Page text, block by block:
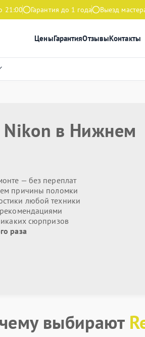
21:00 Гарантия до 1 года Выезд
ЦеныГарантияОтзывыКонтакты
Nikon в Нижнем
— без переплат
причины поломки
любой техники
сюрпризов
раза
выбирают